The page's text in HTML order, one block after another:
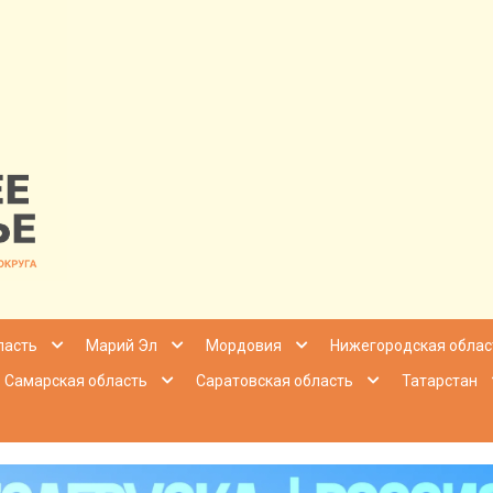
|Марий Эл Мордовия
Нижегородская
Самарская область Саратовская область
Татарстан